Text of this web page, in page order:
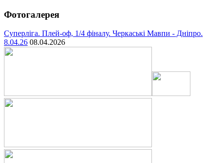
Фотогалерея
Суперліга. Плей-оф, 1/4 фіналу. Черкаські Мавпи - Дніпро.
8.04.26 08.04.2026